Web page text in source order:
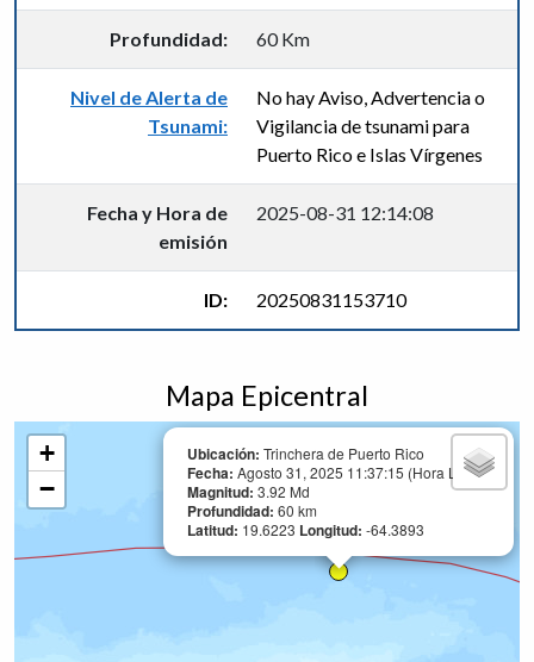
Profundidad: 60 Km
Nivel de Alerta de
Tsunami:
No hay Aviso, Advertencia o
Vigilancia de tsunami para
Puerto Rico e Islas Vírgenes
Fecha y Hora de
emisión
2025-08-31 12:14:08
ID: 20250831153710
Mapa Epicentral
Ubicación: Trinchera de Puerto Rico
Fecha: Agosto 31, 2025 11:37:15 (Hora Local)
Magnitud: 3.92 Md
Profundidad: 60 km
Latitud: 19.6223 Longitud: -64.3893
+
−